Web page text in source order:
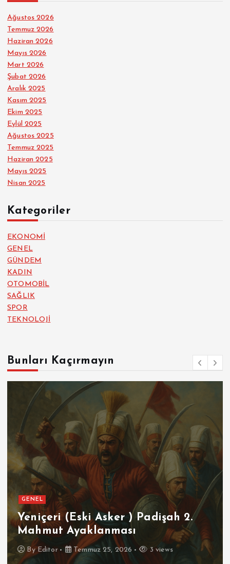
Ağustos 2026
Temmuz 2026
Haziran 2026
Mayıs 2026
Mart 2026
Şubat 2026
Aralık 2025
Kasım 2025
Ekim 2025
Eylül 2025
Ağustos 2025
Temmuz 2025
Haziran 2025
Mayıs 2025
Nisan 2025
Kategoriler
EKONOMİ
GENEL
GÜNDEM
KADIN
OTOMOBİL
SAĞLIK
SPOR
TEKNOLOJİ
Bunları Kaçırmayın
GENEL SPOR
Futbolun Zirvesinde Yeniden
İspanya
ByEditor Temmuz 16, 2026 4 views